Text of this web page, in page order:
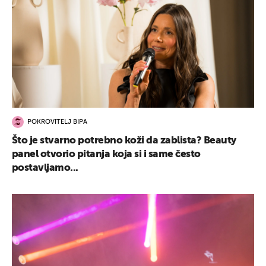
POKROVITELJ BIPA
Što je stvarno potrebno koži da zablista? Beauty
panel otvorio pitanja koja si i same često
postavljamo...